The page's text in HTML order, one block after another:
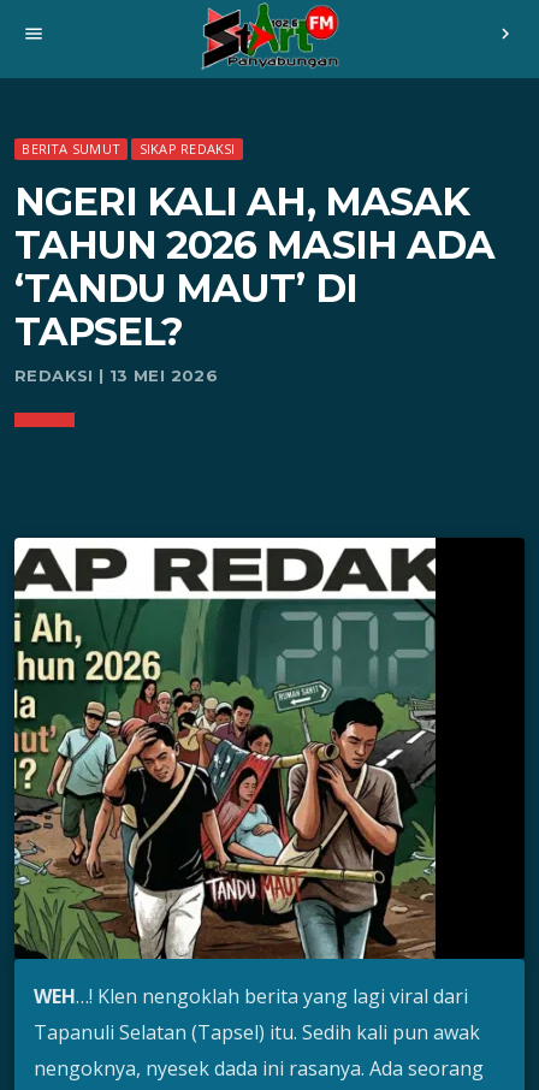
menu chevron_right
BERITA SUMUT SIKAP REDAKSI
NGERI KALI AH, MASAK
TAHUN 2026 MASIH ADA
‘TANDU MAUT’ DI
TAPSEL?
REDAKSI | 13 MEI 2026
WEH…! Klen nengoklah berita yang lagi viral dari
Tapanuli Selatan (Tapsel) itu. Sedih kali pun awak
nengoknya, nyesek dada ini rasanya. Ada seorang